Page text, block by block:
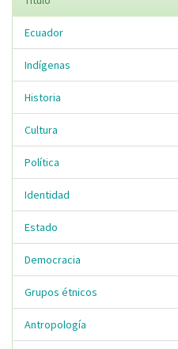
Ecuador
Indígenas
Historia
Cultura
Política
Identidad
Estado
Democracia
Grupos étnicos
Antropología